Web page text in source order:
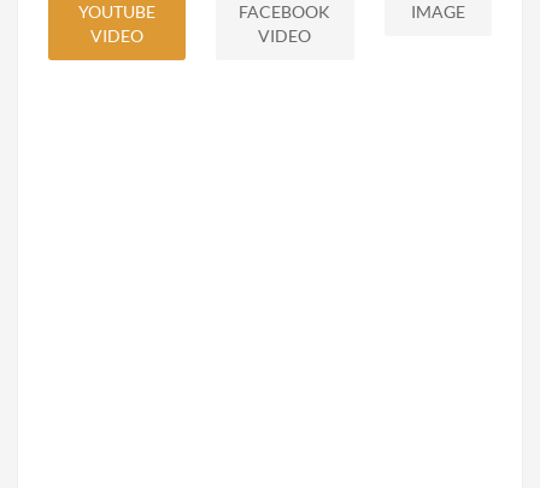
YOUTUBE
VIDEO
FACEBOOK
VIDEO
IMAGE